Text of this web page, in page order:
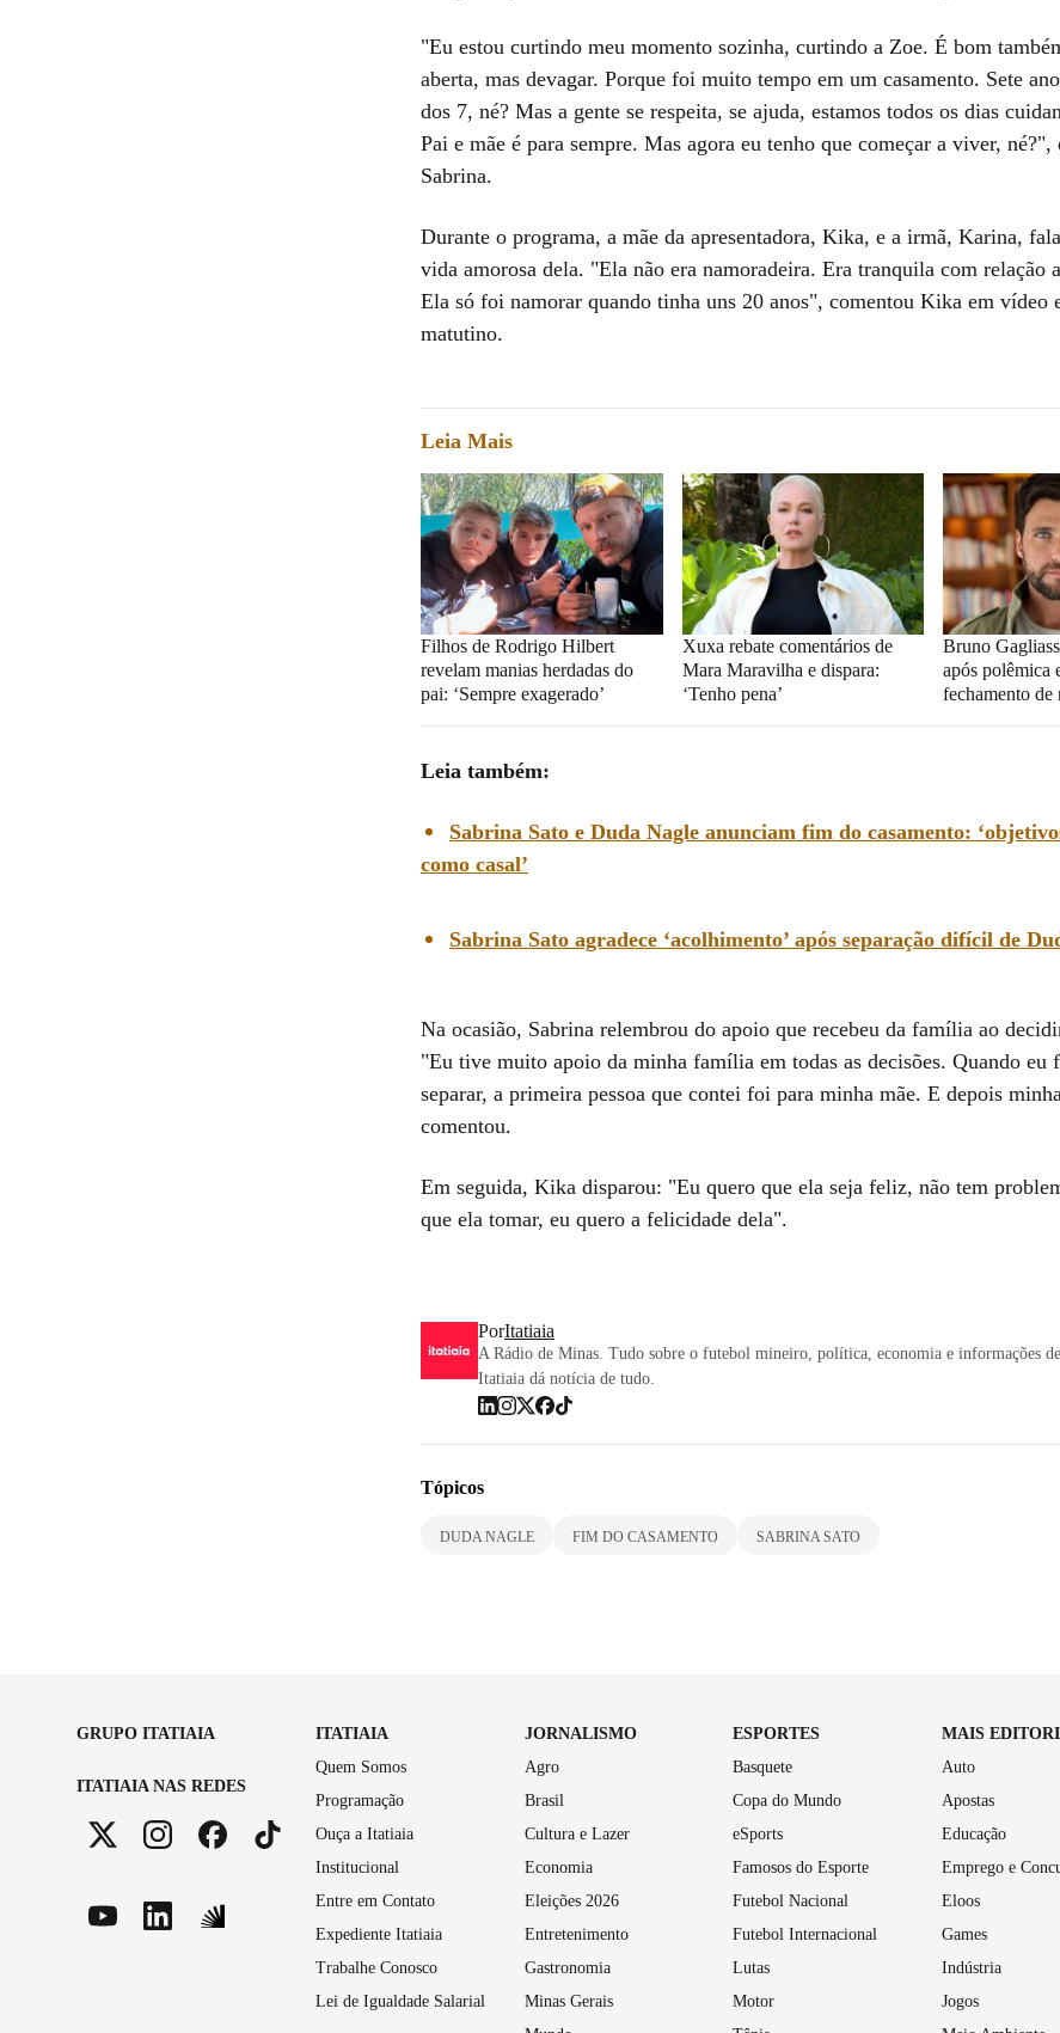
"Eu estou curtindo meu momento sozinha, curtindo a Zoe. É bom
aberta, mas devagar. Porque foi muito tempo em um casamento. Sete
dos 7, né? Mas a gente se respeita, se ajuda, estamos todos os dias
Pai e mãe é para sempre. Mas agora eu tenho que começar a viver, né?",
Sabrina.
Durante o programa, a mãe da apresentadora, Kika, e a irmã, Karina,
vida amorosa dela. "Ela não era namoradeira. Era tranquila com relação
Ela só foi namorar quando tinha uns 20 anos", comentou Kika em vídeo
matutino.
Leia Mais
Filhos de Rodrigo Hilbert
revelam manias herdadas do
pai: ‘Sempre exagerado’
Xuxa rebate comentários de
Mara Maravilha e dispara:
‘Tenho pena’
Bruno
após polêmica
fechamento de
Leia também:
Sabrina Sato e Duda Nagle anunciam fim do casamento:
como casal’
Sabrina Sato agradece ‘acolhimento’ após separação difícil de
Na ocasião, Sabrina relembrou do apoio que recebeu da família ao
"Eu tive muito apoio da minha família em todas as decisões. Quando eu
separar, a primeira pessoa que contei foi para minha mãe. E depois
comentou.
Em seguida, Kika disparou: "Eu quero que ela seja feliz, não tem
que ela tomar, eu quero a felicidade dela".
PorItatiaia
A Rádio de Minas. Tudo sobre o futebol mineiro, política, economia e informações
Itatiaia dá notícia de tudo.
Tópicos
DUDA NAGLE FIM DO CASAMENTO SABRINA SATO
GRUPO ITATIAIA
ITATIAIA NAS REDES
ITATIAIA
Quem Somos
Programação
Ouça a Itatiaia
Institucional
Entre em Contato
Expediente Itatiaia
Trabalhe Conosco
Lei de Igualdade Salarial
JORNALISMO
Agro
Brasil
Cultura e Lazer
Economia
Eleições 2026
Entretenimento
Gastronomia
Minas Gerais
ESPORTES
Basquete
Copa do Mundo
eSports
Famosos do Esporte
Futebol Nacional
Futebol Internacional
Lutas
Motor
MAIS
Auto
Apostas
Educação
Emprego e
Eloos
Games
Indústria
Jogos